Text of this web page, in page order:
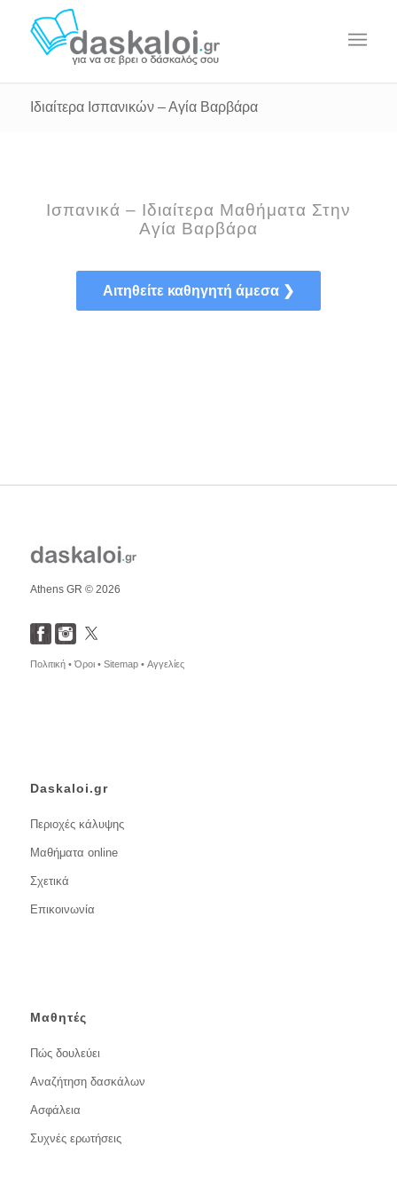
Ιδιαίτερα Ισπανικών – Αγία Βαρβάρα
Ισπανικά – Ιδιαίτερα Μαθήματα Στην
Αγία Βαρβάρα
Αιτηθείτε καθηγητή άμεσα ❯
Athens GR © 2026
Πολιτική •Όροι • Sitemap • Αγγελίες
Daskaloi.gr
Περιοχές κάλυψης
Μαθήματα online
Σχετικά
Επικοινωνία
Μαθητές
Πώς δουλεύει
Αναζήτηση δασκάλων
Ασφάλεια
Συχνές ερωτήσεις